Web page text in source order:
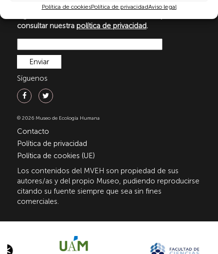
Política de cookiesPolítica de privacidadAviso legal
Datos Personales y garantía de los derechos
consultar nuestra política de privacidad.
Síguenos
© 2026 Museo de Ecología Humana
Contacto
Política de privacidad
Política de cookies (UE)
Los contenidos del MVEH son propiedad de sus
autores/as y del propio Museo, pudiendo reproducirse
citando su fuente siempre que sea sin fines
comerciales.